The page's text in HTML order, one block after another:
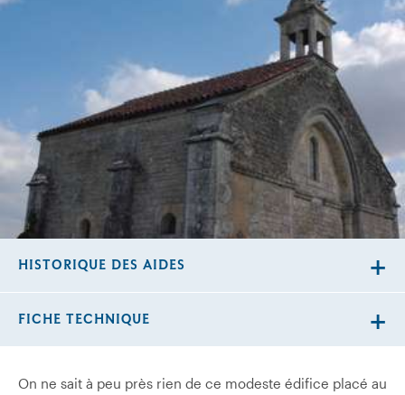
On ne sait à peu près rien de ce modeste édifice placé au
HISTORIQUE DES AIDES
FICHE TECHNIQUE